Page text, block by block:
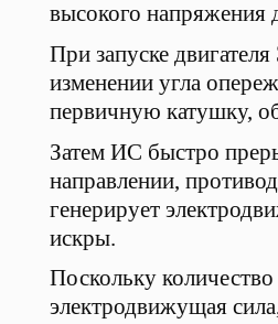
высокого напряжения
При запуске
изменении угла
первичную катушку,
Затем ИС быстро
направлении,
генерирует
искры.
Поскольку
электродвижущая